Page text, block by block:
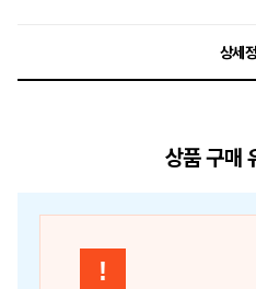
상세
상품 구매
!